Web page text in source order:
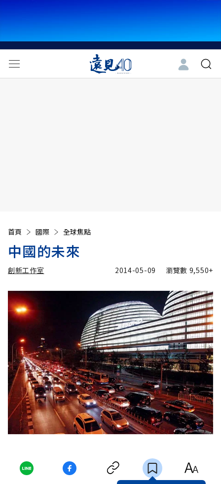
首頁 國際 全球焦點
中國的未來
創新工作室 2014-05-09 瀏覽數 9,550+